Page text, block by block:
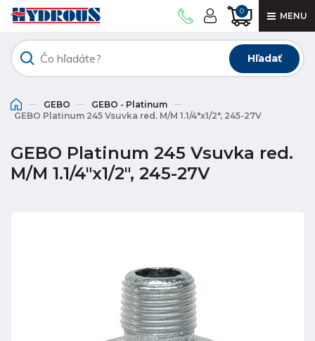
0 MENU
Hľadať
GEBO
GEBO - Platinum
GEBO Platinum 245 Vsuvka red. M/M 1.1/4"x1/2", 245-27V
GEBO Platinum 245 Vsuvka red.
M/M 1.1/4"x1/2", 245-27V